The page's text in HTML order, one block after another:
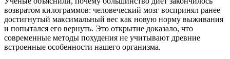
возвратом килограммов: человеческий мозг воспринял ранее
достигнутый максимальный вес как новую норму выживания
и попытался его вернуть. Это открытие доказало, что
современные методы похудения не учитывают древние
встроенные особенности нашего организма.